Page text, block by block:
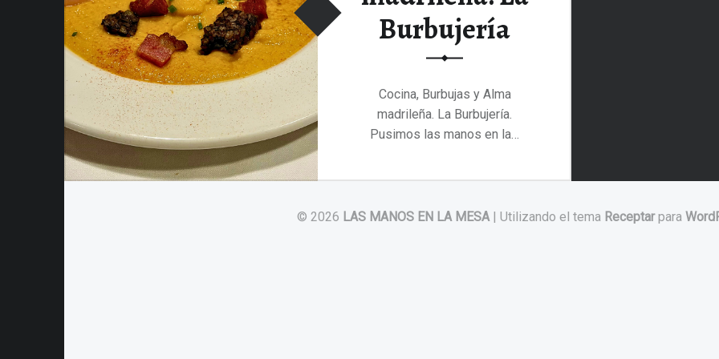
Burbujería
Cocina, Burbujas y Alma
madrileña. La Burbujería.
Pusimos las manos en la…
Continuar leyendo“Cocina, Burbujas y Alma madrileña. La Burbujería”
…
© 2026 LAS MANOS EN LA MESA | Utilizando el tema Receptarpara